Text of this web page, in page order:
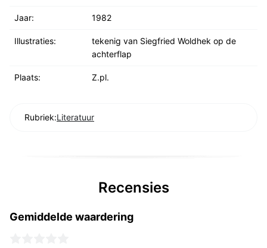
Jaar: 1982
Illustraties:
tekenig van Siegfried Woldhek op de
achterflap
Plaats: Z.pl.
Rubriek:Literatuur
Recensies
Gemiddelde waardering